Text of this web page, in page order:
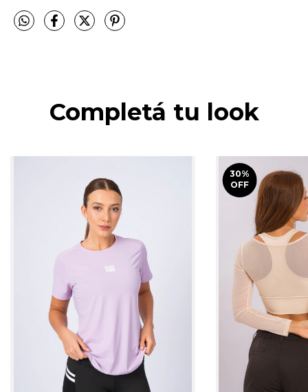
Completá tu look
30%
OFF